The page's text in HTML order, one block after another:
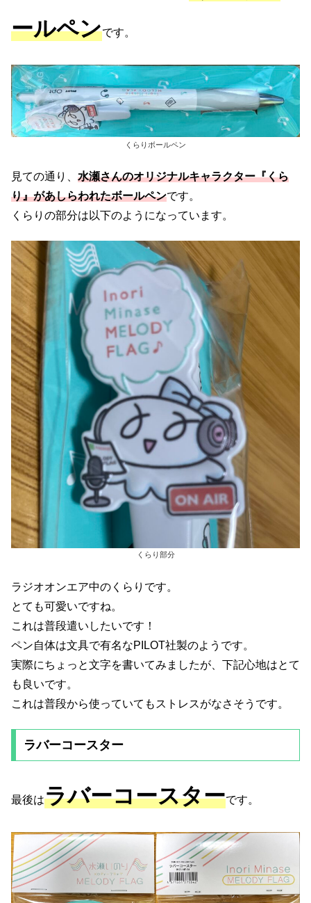
ールペンです。
くらりボールペン
見ての通り、 水瀬さんのオリジナルキャラクター『くら
り』があしらわれたボールペンです。
くらりの部分は以下のようになっています。
くらり部分
ラジオオンエア中のくらりです。
とても可愛いですね。
これは普段遣いしたいです！
ペン自体は文具で有名なPILOT社製のようです。
実際にちょっと文字を書いてみましたが、下記心地はとて
も良いです。
これは普段から使っていてもストレスがなさそうです。
ラバーコースター
最後はラバーコースターです。